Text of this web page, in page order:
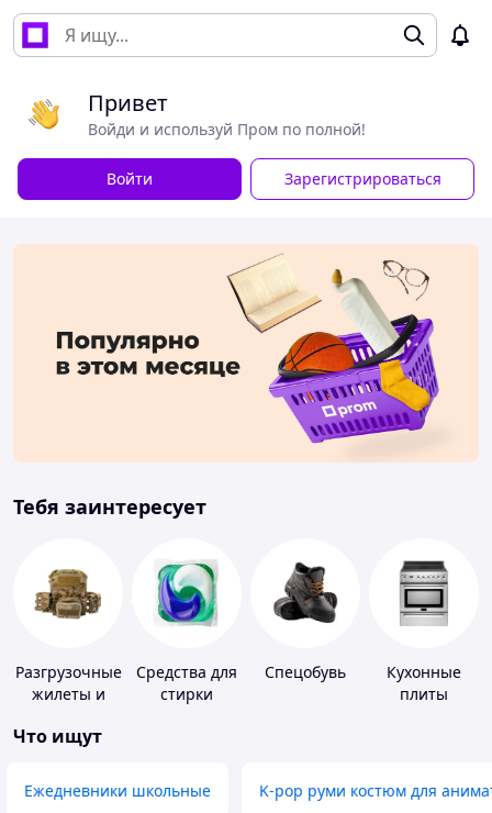
Привет
Войди и используй Пром по полной!
Войти Зарегистрироваться
Тебя заинтересует
Разгрузочные
жилеты и
без плит
Средства для
стирки
Спецобувь
Кухонные
плиты
Что ищут
Ежедневники школьные K-pop руми костюм для